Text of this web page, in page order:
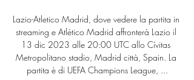
Lazio-Atletico Madrid, dove vedere la partita in
streaming e Atlético Madrid affronterà Lazio il
13 dic 2023 alle 20:00 UTC allo Cívitas
Metropolitano stadio, Madrid città, Spain. La
partita è di UEFA Champions League, ...